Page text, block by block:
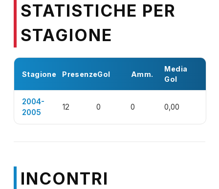
STATISTICHE PER
STAGIONE
Stagione PresenzeGol Amm.
Media
Gol
2004-
2005
12 0 0 0,00
INCONTRI